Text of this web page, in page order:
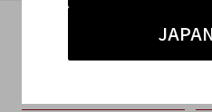
#エルメス #麻布十番店 #